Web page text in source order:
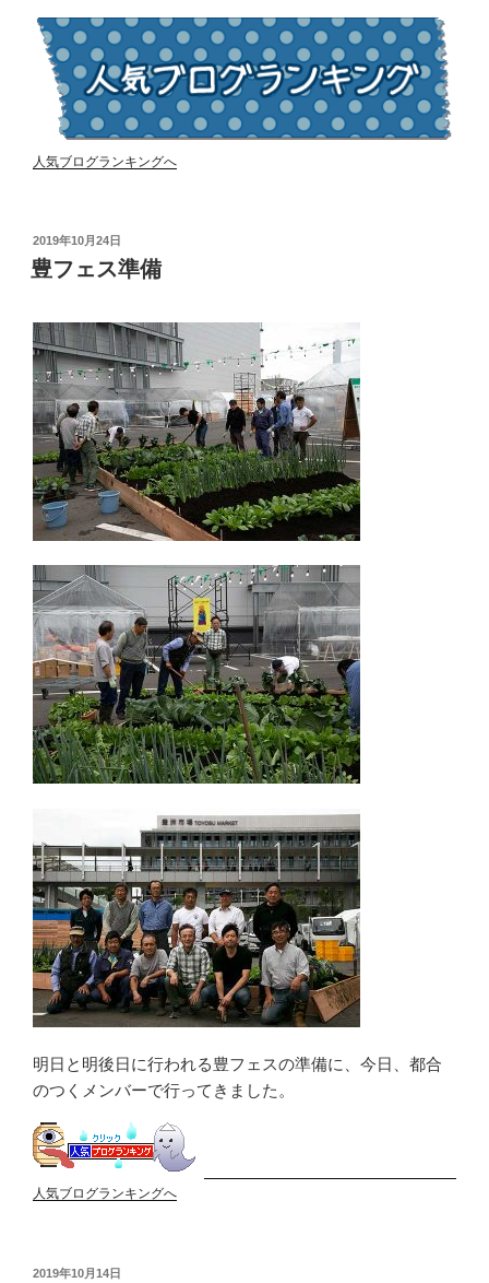
人気ブログランキングへ
投
稿
日:
2019年10月24日
豊フェス準備
明日と明後日に行われる豊フェスの準備に、今日、都合
のつくメンバーで行ってきました。
人気ブログランキングへ
投
2019年10月14日